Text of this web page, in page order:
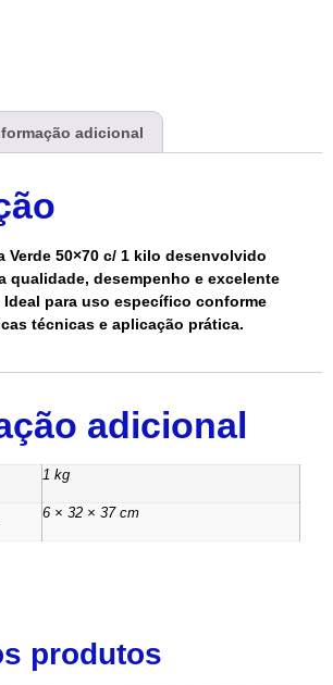
adicional
Verde 50×70 c/ 1 kilo desenvolvido
qualidade, desempenho e excelente
para uso específico conforme
técnicas e aplicação prática.
adicional
1 kg
6 × 32 × 37 cm
produtos